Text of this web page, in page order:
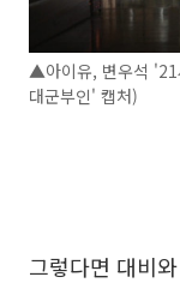
▲아이유, 변우석 '21
대군부인' 캡처)
그렇다면 대비